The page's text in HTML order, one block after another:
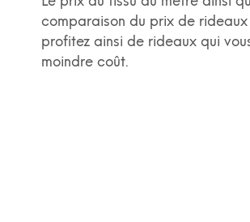
comparaison du prix de
profitez ainsi de rideaux qui
moindre coût.